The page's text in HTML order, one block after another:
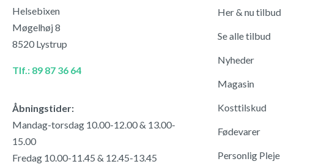
Helsebixen
Møgelhøj 8
8520 Lystrup
Tlf.: 89 87 36 64
Åbningstider:
Mandag-torsdag 10.00-12.00 & 13.00-
15.00
Fredag 10.00-11.45 & 12.45-13.45
Her & nu tilbud
Se alle tilbud
Nyheder
Magasin
Kosttilskud
Fødevarer
Personlig Pleje